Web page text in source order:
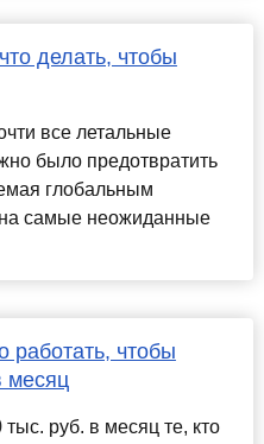
делать, чтобы
все летальные
было предотвратить
глобальным
самые неожиданные
работать, чтобы
месяц
руб. в месяц те, кто